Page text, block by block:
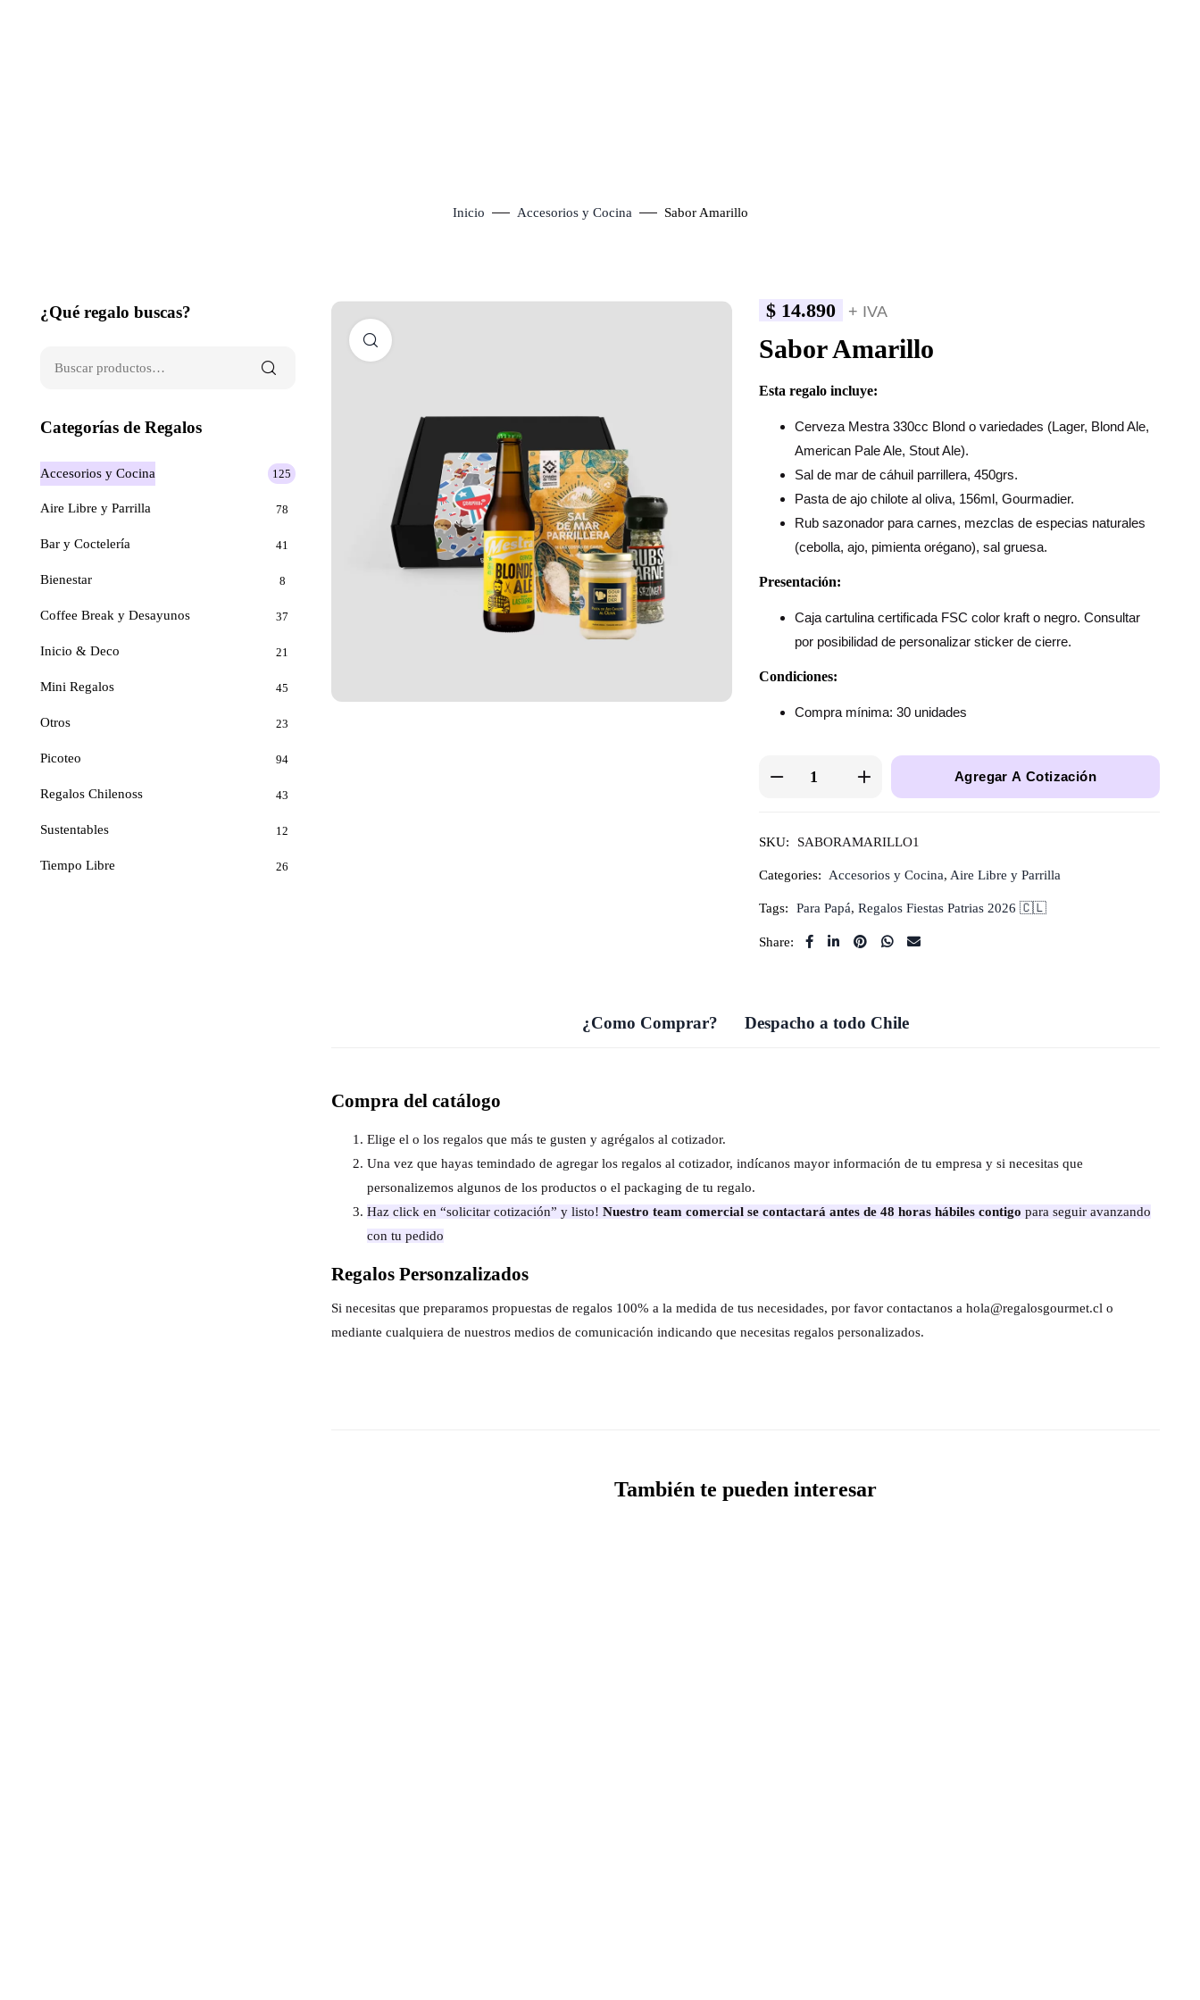
Inicio Accesorios y Cocina Sabor Amarillo
$ 14.890 + IVA
Sabor Amarillo
Esta regalo incluye:
Cerveza Mestra 330cc Blond o variedades (Lager, Blond Ale,
American Pale Ale, Stout Ale).
Sal de mar de cáhuil parrillera, 450grs.
Pasta de ajo chilote al oliva, 156ml, Gourmadier.
Rub sazonador para carnes, mezclas de especias naturales
(cebolla, ajo, pimienta orégano), sal gruesa.
Presentación:
Caja cartulina certificada FSC color kraft o negro. Consultar
por posibilidad de personalizar sticker de cierre.
Condiciones:
Compra mínima: 30 unidades
Agregar A Cotización
SKU: SABORAMARILLO1
Categories: Accesorios y Cocina, Aire Libre y Parrilla
Tags: Para Papá, Regalos Fiestas Patrias 2026 🇨🇱
Share:
¿Como Comprar? Despacho a todo Chile
Compra del catálogo
Elige el o los regalos que más te gusten y agrégalos al cotizador.
Una vez que hayas temindado de agregar los regalos al cotizador, indícanos mayor información de tu empresa y si necesitas que
personalizemos algunos de los productos o el packaging de tu regalo.
Haz click en “solicitar cotización” y listo! Nuestro team comercial se contactará antes de 48 horas hábiles contigo para seguir avanzando
con tu pedido
Regalos Personzalizados
Si necesitas que preparamos propuestas de regalos 100% a la medida de tus necesidades, por favor contactanos a hola@regalosgourmet.cl o
mediante cualquiera de nuestros medios de comunicación indicando que necesitas regalos personalizados.
También te pueden interesar
¿Qué regalo buscas?
Categorías de Regalos
Accesorios y Cocina 125
Aire Libre y Parrilla 78
Bar y Coctelería 41
Bienestar 8
Coffee Break y Desayunos 37
Inicio & Deco 21
Mini Regalos 45
Otros 23
Picoteo 94
Regalos Chilenoss 43
Sustentables 12
Tiempo Libre 26